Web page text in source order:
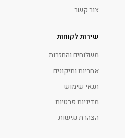
צור קשר
שירות לקוחות
משלוחים והחזרות
אחריות ותיקונים
תנאי שימוש
מדיניות פרטיות
הצהרת נגישות